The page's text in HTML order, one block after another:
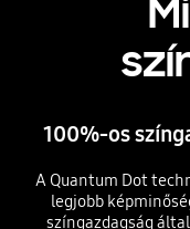
100%-os
A Quantum Dot
legjobb
színgazdagság